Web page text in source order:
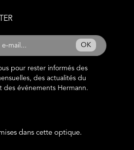
OK
pour rester informés des
des actualités du
des événements Hermann.
dans cette optique.